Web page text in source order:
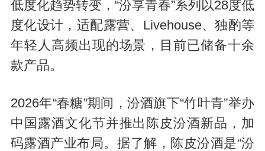
低度化趋势转变，“汾享青春”系列以28度低
度化设计，适配露营、Livehouse、独酌等
年轻人高频出现的场景，目前已储备十余
款产品。
2026年“春糖”期间，汾酒旗下“竹叶青”举办
中国露酒文化节并推出陈皮汾酒新品，加
码露酒产业布局。据了解，陈皮汾酒是“汾